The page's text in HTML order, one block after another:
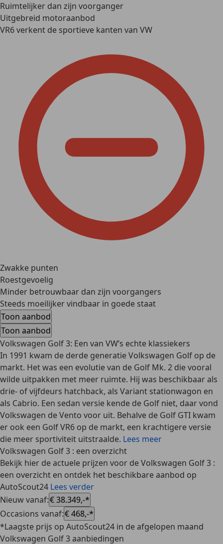
Ruimtelijker dan zijn voorganger
Uitgebreid motoraanbod
VR6 verkent de sportieve kanten van VW
Zwakke punten
Roestgevoelig
Minder betrouwbaar dan zijn voorgangers
Steeds moeilijker vindbaar in goede staat
Toon aanbod
Toon aanbod
Volkswagen Golf 3: Een van VW’s echte klassiekers
In 1991 kwam de derde generatie Volkswagen Golf op de
markt. Het was een evolutie van de Golf Mk. 2 die vooral
wilde uitpakken met meer ruimte. Hij was beschikbaar als
drie- of vijfdeurs hatchback, als Variant stationwagon en
als Cabrio. Een sedan versie kende de Golf niet, daar vond
Volkswagen de Vento voor uit. Behalve de Golf GTI kwam
er ook een Golf VR6 op de markt, een krachtigere versie
die meer sportiviteit uitstraalde. Lees meer
Volkswagen Golf 3 : een overzicht
Bekijk hier de actuele prijzen voor de Volkswagen Golf 3 :
een overzicht en ontdek het beschikbare aanbod op
AutoScout24 Lees verder
Nieuw vanaf:€ 38.349,-*
Occasions vanaf:€ 468,-*
*Laagste prijs op AutoScout24 in de afgelopen maand
Volkswagen Golf 3 aanbiedingen